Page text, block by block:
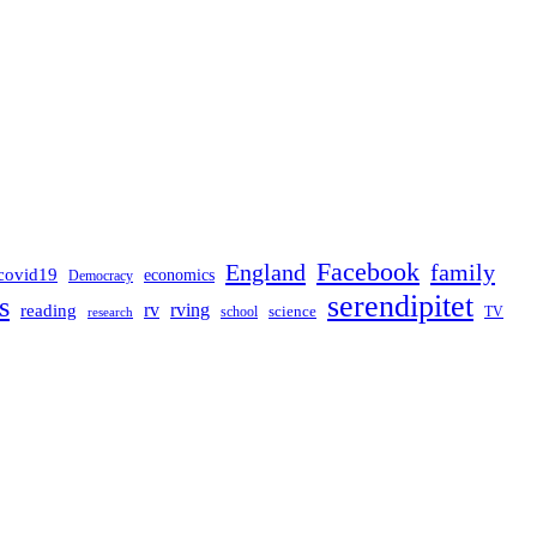
Democracy economics England Facebook family
reading research rv rving school science serendipitet TV